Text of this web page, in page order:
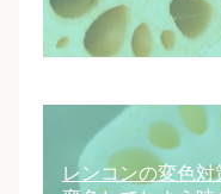
レンコンの変色対